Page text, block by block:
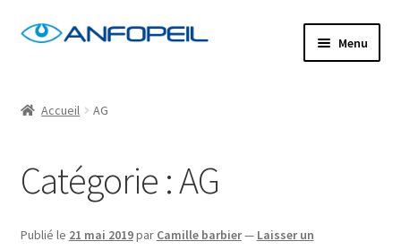
Aller
navigation
Aller
Menu
Centres de formation
Commande
Accueil AG
Catégorie :AG
Publié le 21 mai 2019par Camille barbier— Laisser un